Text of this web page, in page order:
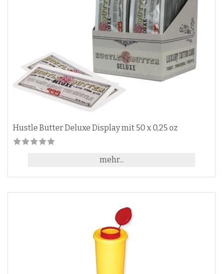
Hustle Butter Deluxe Display mit 50 x 0,25 oz
mehr...